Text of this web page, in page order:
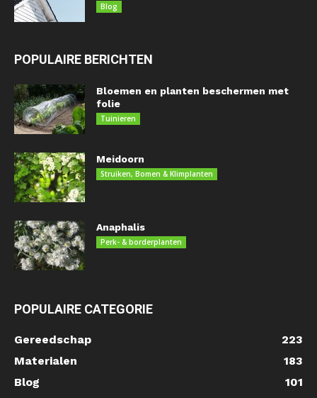
Blog
POPULAIRE BERICHTEN
Bloemen en planten beschermen met
folie
Tuinieren
Meidoorn
Struiken, Bomen & Klimplanten
Anaphalis
Perk- & borderplanten
POPULAIRE CATEGORIE
Gereedschap
223
Materialen
183
Blog
101